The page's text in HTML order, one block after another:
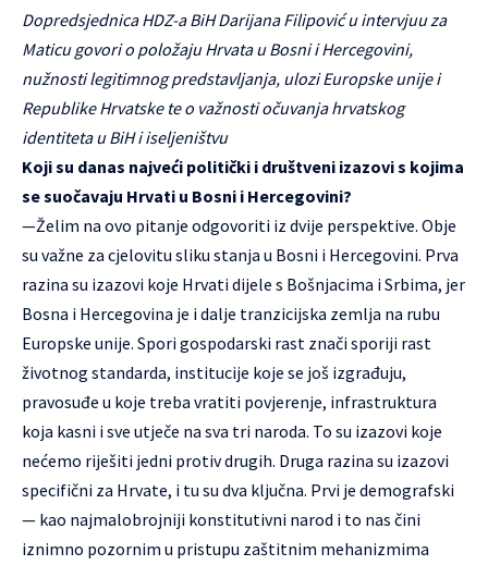
Dopredsjednica HDZ-a BiH Darijana Filipović u intervjuu za
Maticu govori o položaju Hrvata u Bosni i Hercegovini,
nužnosti legitimnog predstavljanja, ulozi Europske unije i
Republike Hrvatske te o važnosti očuvanja hrvatskog
identiteta u BiH i iseljeništvu
Koji su danas najveći politički i društveni izazovi s kojima
se suočavaju Hrvati u Bosni i Hercegovini?
—Želim na ovo pitanje odgovoriti iz dvije perspektive. Obje
su važne za cjelovitu sliku stanja u Bosni i Hercegovini. Prva
razina su izazovi koje Hrvati dijele s Bošnjacima i Srbima, jer
Bosna i Hercegovina je i dalje tranzicijska zemlja na rubu
Europske unije. Spori gospodarski rast znači sporiji rast
životnog standarda, institucije koje se još izgrađuju,
pravosuđe u koje treba vratiti povjerenje, infrastruktura
koja kasni i sve utječe na sva tri naroda. To su izazovi koje
nećemo riješiti jedni protiv drugih. Druga razina su izazovi
specifični za Hrvate, i tu su dva ključna. Prvi je demografski
— kao najmalobrojniji konstitutivni narod i to nas čini
iznimno pozornim u pristupu zaštitnim mehanizmima